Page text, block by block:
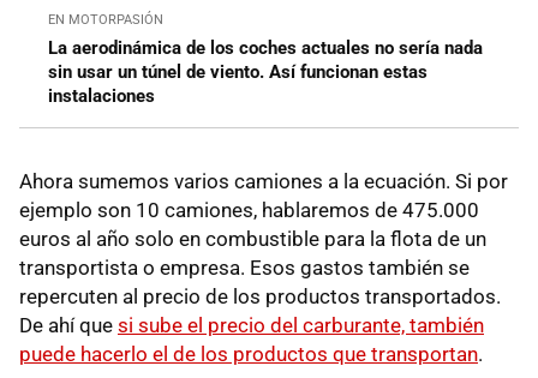
EN MOTORPASIÓN
La aerodinámica de los coches actuales no sería nada
sin usar un túnel de viento. Así funcionan estas
instalaciones
Ahora sumemos varios camiones a la ecuación. Si por
ejemplo son 10 camiones, hablaremos de 475.000
euros al año solo en combustible para la flota de un
transportista o empresa. Esos gastos también se
repercuten al precio de los productos transportados.
De ahí que si sube el precio del carburante, también
puede hacerlo el de los productos que transportan.